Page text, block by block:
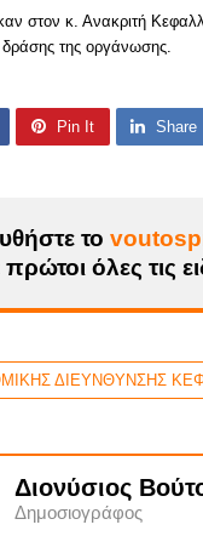
στον κ. Ανακριτή
δράσης της οργάνωσης.
Pin It Share
το
όλες τις
ΔΙΕΥΝΘΥΝΣΗΣ
Διονύσιος
Δημοσιογράφος